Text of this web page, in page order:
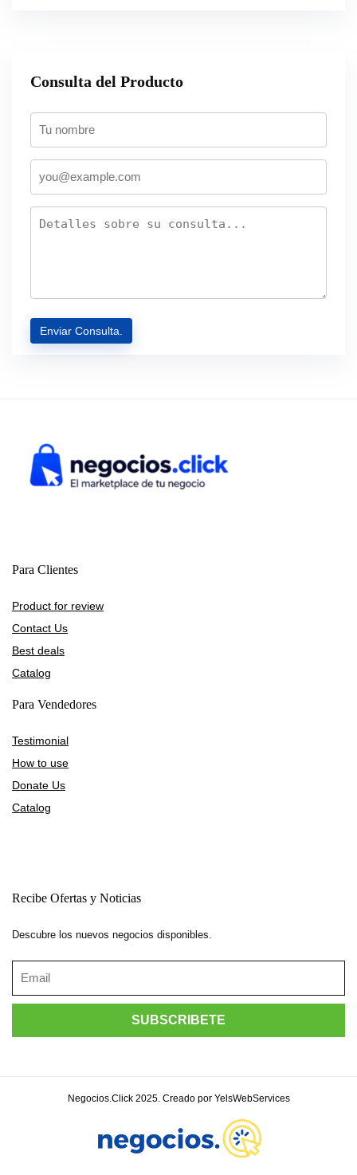
Consulta del Producto
Para Clientes
Product for review
Contact Us
Best deals
Catalog
Para Vendedores
Testimonial
How to use
Donate Us
Catalog
Recibe Ofertas y Noticias
Descubre los nuevos negocios disponibles.
Negocios.Click 2025. Creado por YelsWebServices